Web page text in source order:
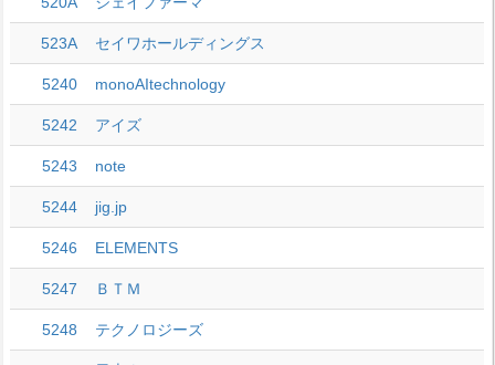
523A セイワホールディングス
5240 monoAItechnology
5242 アイズ
5243 note
5244 jig.jp
5246 ELEMENTS
5247 ＢＴＭ
5248 テクノロジーズ